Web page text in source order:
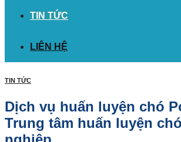
TIN TỨC
LIÊN HỆ
TIN TỨC
Dịch vụ huấn luyện chó
Trung tâm huấn luyện